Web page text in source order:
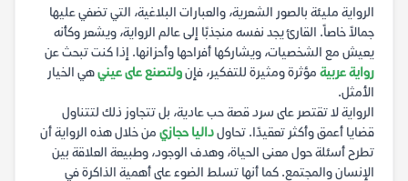
الرواية مليئة بالصور الشعرية، والعبارات البلاغية، التي تضفي عليها
جمالاً خاصاً. القارئ يجد نفسه منجذبًا إلى عالم الرواية، ويشعر وكأنه
يعيش مع الشخصيات، ويشاركها أفراحها وأحزانها. إذا كنت تبحث عن
رواية عربية مؤثرة ومثيرة للتفكير، فإنولتصنع على عينيهي الخيار
الأمثل.
الرواية لا تقتصر على سرد قصة حب عادية، بل تتجاوز ذلك لتتناول
قضايا أعمق وأكثر تعقيدًا. تحاولداليا حجازي من خلال هذه الرواية أن
تطرح أسئلة حول معنى الحياة، وهدف الوجود، وطبيعة العلاقة بين
الإنسان والمجتمع. كما أنها تسلط الضوء على أهمية الذاكرة في